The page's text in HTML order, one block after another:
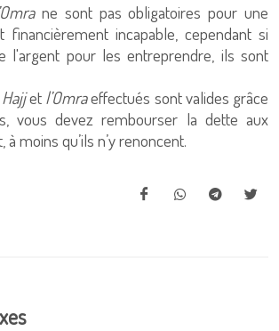
ne sont pas obligatoires pour une
financièrement incapable, cependant si
l'argent pour les entreprendre, ils sont
Hajjet l’Omraeffectués sont valides grâce
vous devez rembourser la dette aux
moins qu’ils n’y renoncent.